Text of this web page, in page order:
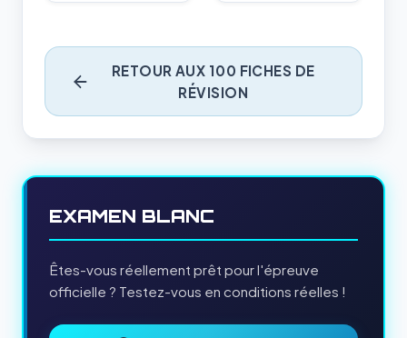
RETOUR AUX 100 FICHES DE
RÉVISION
EXAMEN BLANC
Êtes-vous réellement prêt pour l'épreuve
officielle ? Testez-vous en conditions réelles !